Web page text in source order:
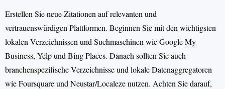
Erstellen Sie neue Zitationen auf relevanten und
vertrauenswürdigen Plattformen. Beginnen Sie mit den wichtigsten
lokalen Verzeichnissen und Suchmaschinen wie Google My
Business, Yelp und Bing Places. Danach sollten Sie auch
branchenspezifische Verzeichnisse und lokale Datenaggregatoren
wie Foursquare und Neustar/Localeze nutzen. Achten Sie darauf,